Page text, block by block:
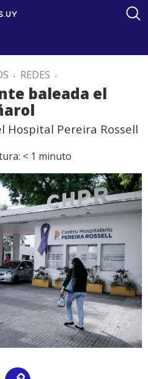
. REDES .
baleada el
Hospital Pereira Rossell
< 1 minuto